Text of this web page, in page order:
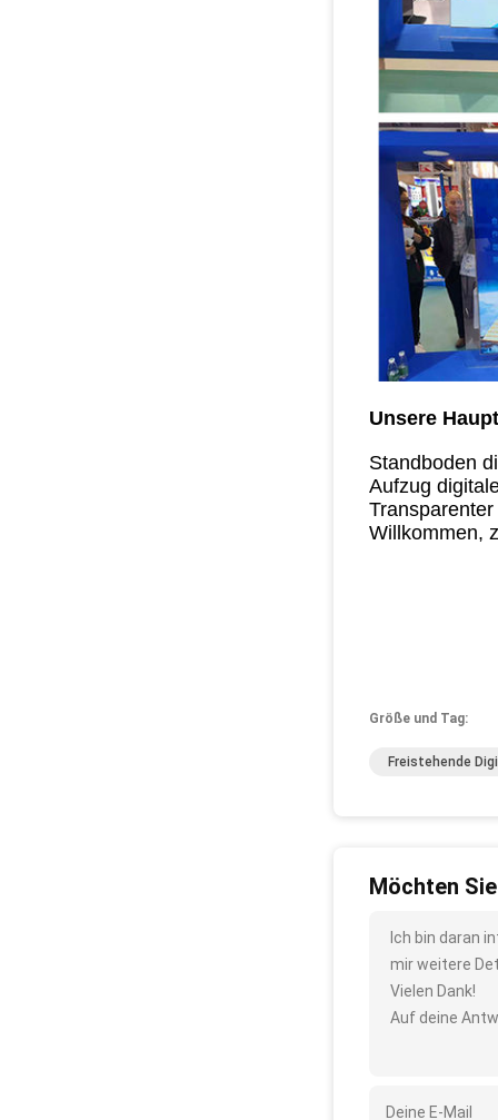
Unsere
Standboden
Aufzug
Willkommen,
Größe und Tag:
Freistehende
Möchten
Ich bin daran
mir weitere
Vielen Dank!
Auf deine